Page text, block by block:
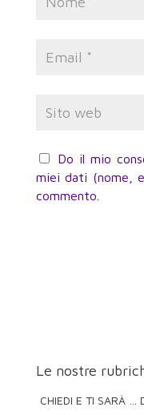
Do il mio
miei dati (nome,
commento.
Le nostre
CHIEDI E TI SARÀ …